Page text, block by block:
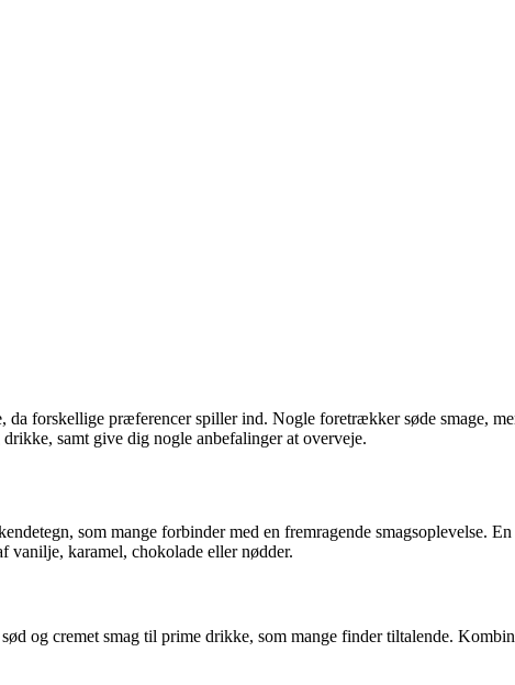
forskellige præferencer spiller ind. Nogle foretrækker søde smage,
samt give dig nogle anbefalinger at overveje.
som mange forbinder med en fremragende smagsoplevelse.
vanilje, karamel, chokolade eller nødder.
og cremet smag til prime drikke, som mange finder tiltalende.